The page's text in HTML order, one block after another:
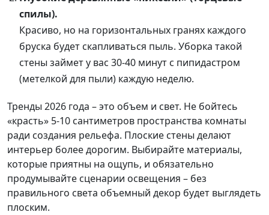
спилы).
Красиво, но на горизонтальных гранях каждого
бруска будет скапливаться пыль. Уборка такой
стены займет у вас 30-40 минут с пипидастром
(метелкой для пыли) каждую неделю.
Тренды 2026 года – это объем и свет. Не бойтесь
«красть» 5-10 сантиметров пространства комнаты
ради создания рельефа. Плоские стены делают
интерьер более дорогим. Выбирайте материалы,
которые приятны на ощупь, и обязательно
продумывайте сценарии освещения – без
правильного света объемный декор будет выглядеть
плоским.